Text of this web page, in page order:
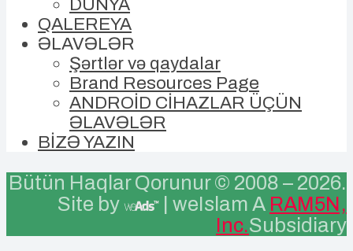
DÜNYA
QALEREYA
ƏLAVƏLƏR
Şərtlər və qaydalar
Brand Resources Page
ANDROİD CİHAZLAR ÜÇÜN
ƏLAVƏLƏR
BİZƏ YAZIN
Bütün Haqlar Qorunur © 2008 – 2026.
Site by
| weIslam A RAM5N,
Inc.Subsidiary